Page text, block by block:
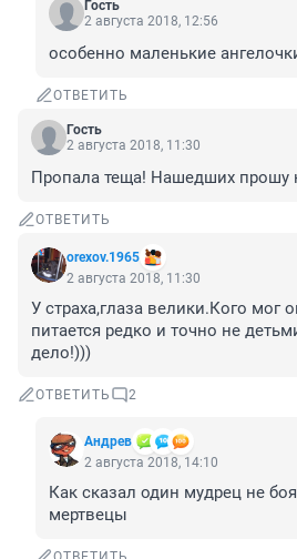
Гость
2 августа 2018, 12:56
особенно маленькие
ОТВЕТИТЬ
Гость
2 августа 2018, 11:30
Пропала теща! Нашедших прошу
ОТВЕТИТЬ
orexov.1965
2 августа 2018, 11:30
У страха,глаза велики.Кого мог
питается редко и точно не
дело!)))
ОТВЕТИТЬ 2
Андрев
2 августа 2018, 14:10
Как сказал один мудрец не
мертвецы